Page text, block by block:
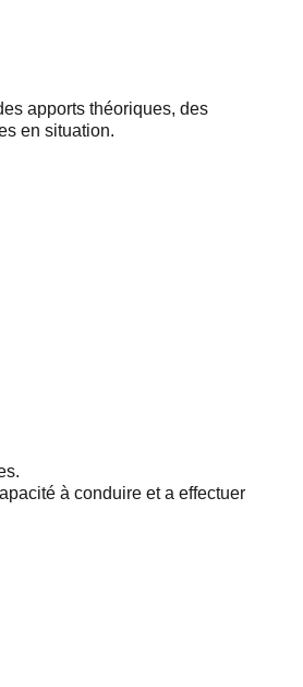
apports théoriques, des
en situation.
à conduire et a effectuer